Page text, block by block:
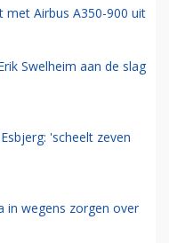
met Airbus A350-900 uit
Swelheim aan de slag
'scheelt zeven
in wegens zorgen over